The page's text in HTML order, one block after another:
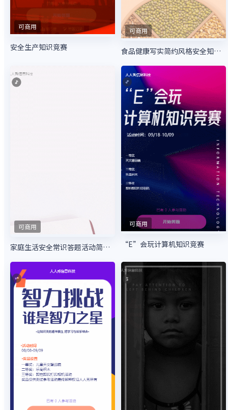
可商用
安全生产知识竞赛
可商用
食品健康写实简约风格安全知识答题活动
可商用
家庭生活安全常识答题活动简约风格
可商用
“E”会玩计算机知识竞赛